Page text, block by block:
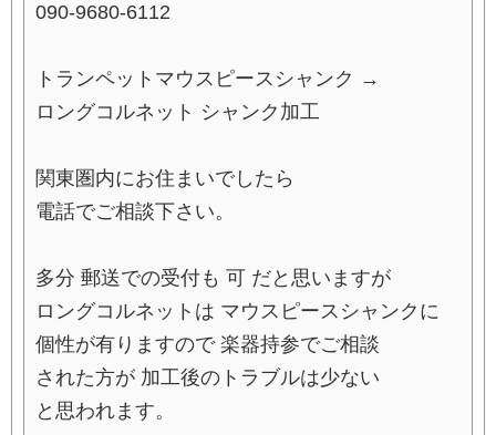
090-9680-6112
トランペットマウスピースシャンク →
ロングコルネット シャンク加工
関東圏内にお住まいでしたら
電話でご相談下さい。
多分 郵送での受付も 可 だと思いますが
ロングコルネットは マウスピースシャンクに
個性が有りますので 楽器持参でご相談
された方が 加工後のトラブルは少ない
と思われます。